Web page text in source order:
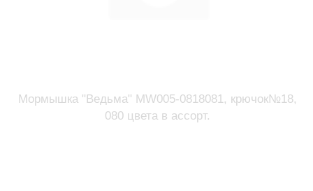
Мормышка "Ведьма" MW005-0818081, крючок№18,
080 цвета в ассорт.